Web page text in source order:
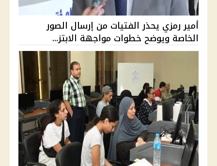
أمير رمزي يحذر الفتيات من إرسال الصور
الخاصة ويوضح خطوات مواجهة الابتز...